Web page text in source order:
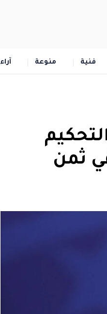
فنية منوعة آراء
التحكيم
ثمن